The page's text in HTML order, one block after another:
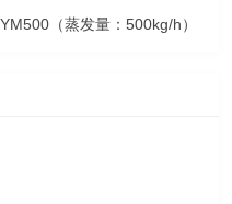
（蒸发量：500kg/h）